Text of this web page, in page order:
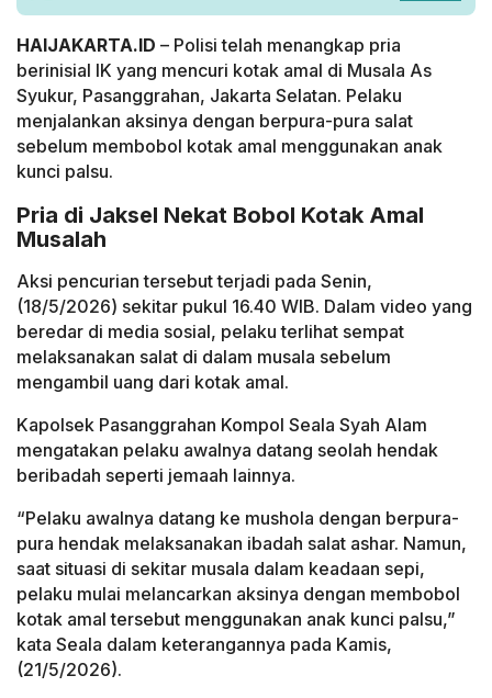
HAIJAKARTA.ID – Polisi telah menangkap pria
berinisial IK yang mencuri kotak amal di Musala As
Syukur, Pasanggrahan, Jakarta Selatan. Pelaku
menjalankan aksinya dengan berpura-pura salat
sebelum membobol kotak amal menggunakan anak
kunci palsu.
Pria di Jaksel Nekat Bobol Kotak Amal
Musalah
Aksi pencurian tersebut terjadi pada Senin,
(18/5/2026) sekitar pukul 16.40 WIB. Dalam video yang
beredar di media sosial, pelaku terlihat sempat
melaksanakan salat di dalam musala sebelum
mengambil uang dari kotak amal.
Kapolsek Pasanggrahan Kompol Seala Syah Alam
mengatakan pelaku awalnya datang seolah hendak
beribadah seperti jemaah lainnya.
“Pelaku awalnya datang ke mushola dengan berpura-
pura hendak melaksanakan ibadah salat ashar. Namun,
saat situasi di sekitar musala dalam keadaan sepi,
pelaku mulai melancarkan aksinya dengan membobol
kotak amal tersebut menggunakan anak kunci palsu,”
kata Seala dalam keterangannya pada Kamis,
(21/5/2026).